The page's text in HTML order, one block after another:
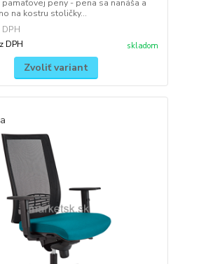
peny - pena sa nanáša a
na kostru stoličky...
DPH skladom
Zvoliť variant